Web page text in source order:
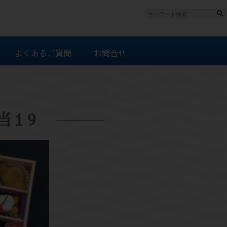
よくあるご質問 お問合せ
19